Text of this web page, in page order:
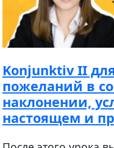
Konjunktiv II
пожеланий в
наклонении,
настоящем и